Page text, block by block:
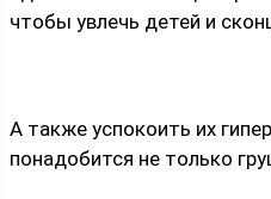
чтобы увлечь детей и
А также успокоить их
понадобится не только